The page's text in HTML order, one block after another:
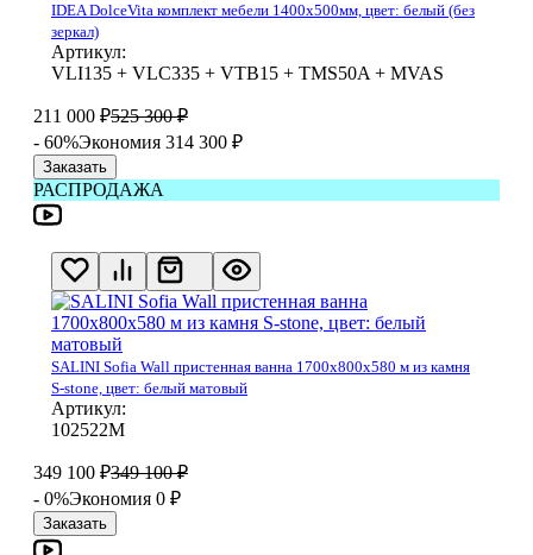
IDEA DolceVita комплект мебели 1400x500мм, цвет: белый (без
зеркал)
Артикул:
VLI135 + VLC335 + VTB15 + TMS50A + MVAS
211 000 ₽525 300 ₽
- 60%Экономия 314 300 ₽
Заказать
РАСПРОДАЖА
SALINI Sofia Wall пристенная ванна 1700х800х580 м из камня
S-stone, цвет: белый матовый
Артикул:
102522М
349 100 ₽349 100 ₽
- 0%Экономия 0 ₽
Заказать